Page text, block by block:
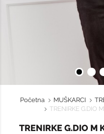
Početna MUŠKARCI
TRENIRKE G.DIO
TRENIRKE G.DIO M